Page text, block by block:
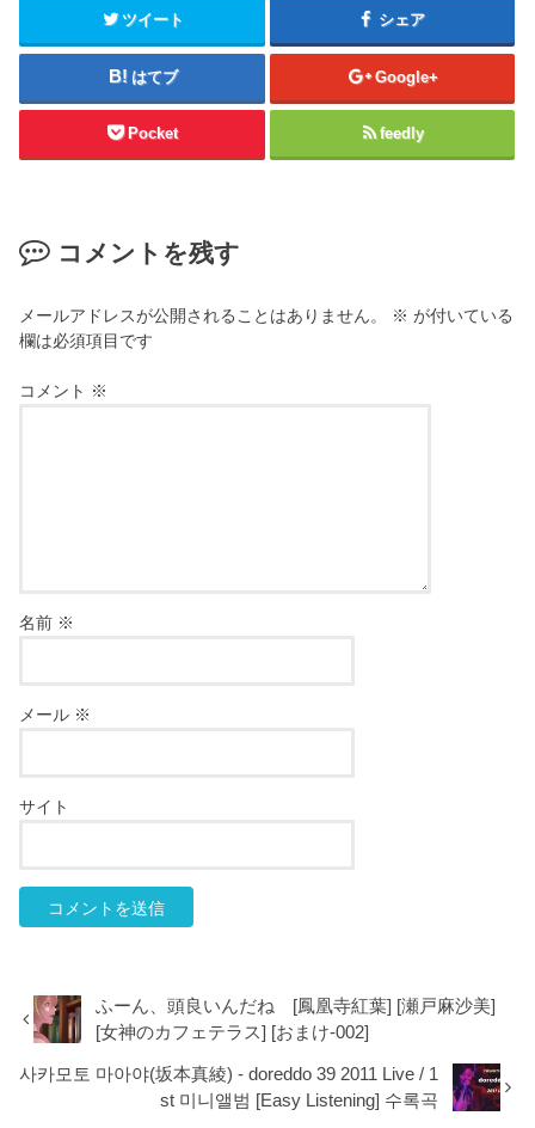
ツイート シェア
はてブ Google+
Pocket feedly
コメントを残す
メールアドレスが公開されることはありません。 ※ が付いている
欄は必須項目です
コメント ※
名前 ※
メール ※
サイト
ふーん、頭良いんだね [鳳凰寺紅葉] [瀬戸麻沙美]
[女神のカフェテラス] [おまけ-002]
사카모토 마아야(坂本真綾) - doreddo 39 2011 Live / 1
st 미니앨범 [Easy Listening] 수록곡